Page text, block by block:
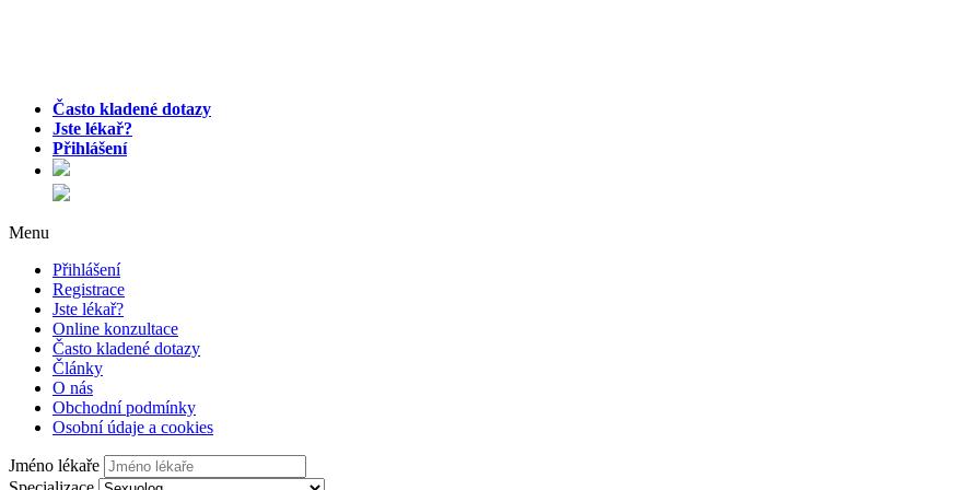
Často kladené dotazy
Jste lékař?
Přihlášení
Menu
Přihlášení
Registrace
Jste lékař?
Online konzultace
Často kladené dotazy
Články
O nás
Obchodní podmínky
Osobní údaje a cookies
Jméno lékaře